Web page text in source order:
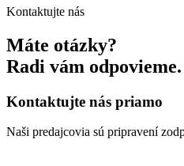
Kontaktujte nás
Máte otázky?
Radi vám odpovieme.
Kontaktujte nás priamo
Naši predajcovia sú pripravení